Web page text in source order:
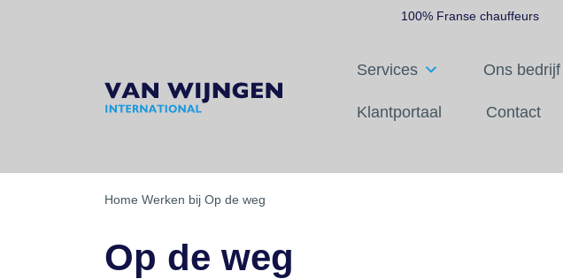
100% Franse chauffeurs
Transport van en naar Luxemburg
Unieke betrouwbaarheid
Vacatures
Services Ons bedrijf
Klantportaal Contact
Home Werken bij Op de weg
Op de weg